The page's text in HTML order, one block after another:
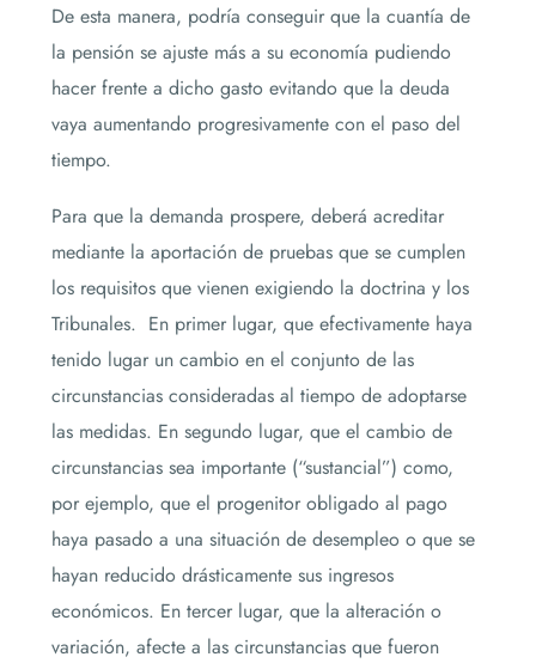
De esta manera, podría conseguir que la cuantía de
la pensión se ajuste más a su economía pudiendo
hacer frente a dicho gasto evitando que la deuda
vaya aumentando progresivamente con el paso del
tiempo.
Para que la demanda prospere, deberá acreditar
mediante la aportación de pruebas que se cumplen
los requisitos que vienen exigiendo la doctrina y los
Tribunales. En primer lugar, que efectivamente haya
tenido lugar un cambio en el conjunto de las
circunstancias consideradas al tiempo de adoptarse
las medidas. En segundo lugar, que el cambio de
circunstancias sea importante (“sustancial”) como,
por ejemplo, que el progenitor obligado al pago
haya pasado a una situación de desempleo o que se
hayan reducido drásticamente sus ingresos
económicos. En tercer lugar, que la alteración o
variación, afecte a las circunstancias que fueron